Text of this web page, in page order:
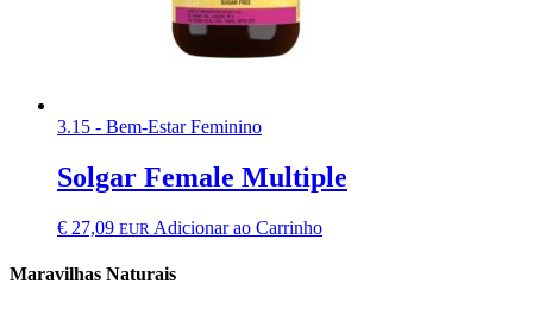
3.15 - Bem-Estar Feminino
Solgar Female Multiple
€ 27,09 EUR Adicionar ao Carrinho
Maravilhas Naturais